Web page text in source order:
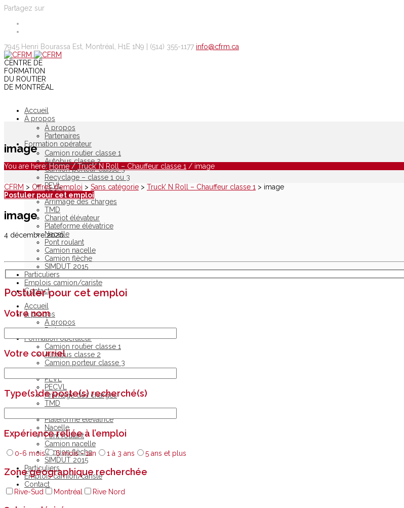
Partagez sur
7945 Henri Bourassa Est, Montréal, H1E 1N9 | (514) 355-1177 info@cfrm.ca
CENTRE DE
FORMATION
DU ROUTIER
DE MONTRÉAL
Accueil
À propos
À propos
Partenaires
Formation opérateur
Camion routier classe 1
Autobus classe 2
Camion porteur classe 3
Recyclage – classe 1 ou 3
PEVL
PECVL
Arrimage des charges
TMD
Chariot élévateur
Plateforme élévatrice
Nacelle
Pont roulant
Camion nacelle
Camion flèche
SIMDUT 2015
Particuliers
Emplois camion/cariste
Contact
Accueil
À propos
À propos
Partenaires
Formation opérateur
Camion routier classe 1
Autobus classe 2
Camion porteur classe 3
Recyclage – classe 1 ou 3
PEVL
PECVL
Arrimage des charges
TMD
Plateforme élévatrice
Nacelle
Pont roulant
Camion nacelle
Camion flèche
SIMDUT 2015
Particuliers
Emplois camion/cariste
Contact
image
You are here: Home / Truck’ N Roll – Chauffeur classe 1 / image
CFRM > Offres d’emploi > Sans catégorie > Truck’ N Roll – Chauffeur classe 1 > image
Postuler pour cet emploi
image
4 décembre 2020
Postuler pour cet emploi
Votre nom
Votre courriel
Type(s)de poste(s) recherché(s)
Expérience reliée à l’emploi
0-6 mois 6 mois - 1an 1 à 3 ans 5 ans et plus
Zone géographique recherchée
Rive-Sud Montréal Rive Nord